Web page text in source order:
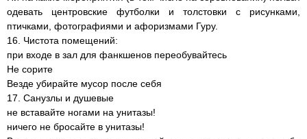
одевать центровские футболки и толстовки с рисунками,
птичками, фотографиями и афоризмами Гуру.
16. Чистота помещений:
при входе в зал для фанкшенов переобувайтесь
Не сорите
Везде убирайте мусор после себя
17. Санузлы и душевые
не вставайте ногами на унитазы!
ничего не бросайте в унитазы!